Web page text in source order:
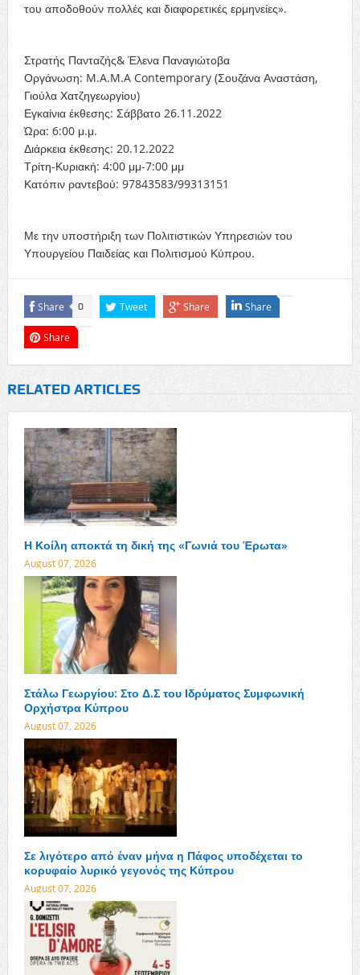
του αποδοθούν πολλές και διαφορετικές ερμηνείες».
Στρατής Πανταζής& Έλενα Παναγιώτοβα
Οργάνωση: M.A.M.A Contemporary (Σουζάνα Αναστάση,
Γιούλα Χατζηγεωργίου)
Εγκαίνια έκθεσης: Σάββατο 26.11.2022
Ώρα: 6:00 μ.μ.
Διάρκεια έκθεσης: 20.12.2022
Τρίτη-Κυριακή: 4:00 μμ-7:00 μμ
Κατόπιν ραντεβού: 97843583/99313151
Με την υποστήριξη των Πολιτιστικών Υπηρεσιών του
Υπουργείου Παιδείας και Πολιτισμού Κύπρου.
Share 0 Tweet Share Share
Share
RELATED ARTICLES
Η Κοίλη αποκτά τη δική της «Γωνιά του Έρωτα»
August 07, 2026
Στάλω Γεωργίου: Στο Δ.Σ του Ιδρύματος Συμφωνική
Ορχήστρα Κύπρου
August 07, 2026
Σε λιγότερο από έναν μήνα η Πάφος υποδέχεται το
κορυφαίο λυρικό γεγονός της Κύπρου
August 07, 2026